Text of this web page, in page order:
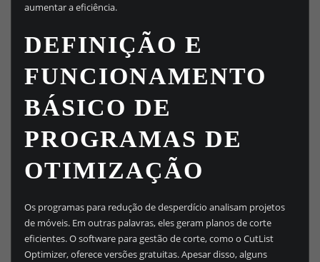
aumentar a eficiência.
DEFINIÇÃO E
FUNCIONAMENTO
BÁSICO DE
PROGRAMAS DE
OTIMIZAÇÃO
Os programas para redução de desperdício analisam projetos
de móveis. Em outras palavras, eles geram planos de corte
eficientes. O software para gestão de corte, como o CutList
Optimizer, oferece versões gratuitas. Apesar disso, alguns